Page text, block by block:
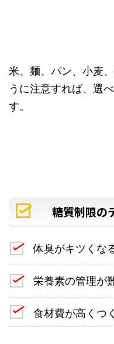
米、麺、パン、小麦
うに注意すれば、選
す。
糖質制限の
体臭がキツくな
栄養素の管理が
食材費が高くつく